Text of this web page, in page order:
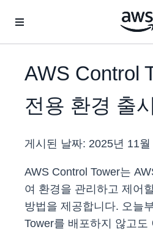
AWS Control
전용 환경 출시
게시된 날짜: 2025년 11월
AWS Control Tower는
여 환경을 관리하고 제어
방법을 제공합니다. 오늘
Tower를 배포하지 않고도